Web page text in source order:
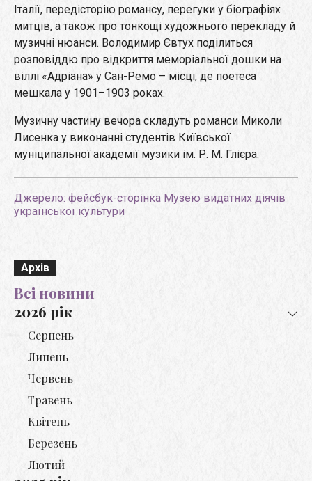
Італії, передісторію романсу, перегуки у біографіях
митців, а також про тонкощі художнього перекладу й
музичні нюанси. Володимир Євтух поділиться
розповіддю про відкриття меморіальної дошки на
віллі «Адріана» у Сан-Ремо – місці, де поетеса
мешкала у 1901–1903 роках.
Музичну частину вечора складуть романси Миколи
Лисенка у виконанні студентів Київської
муніципальної академії музики ім. Р. М. Глієра.
Джерело: фейсбук-сторінка Музею видатних діячів
української культури
Архів
Всі новини
2026 рік
Серпень
Липень
Червень
Травень
Квітень
Березень
Лютий